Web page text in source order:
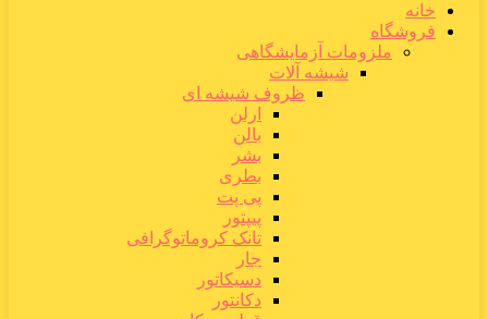
خانه
فروشگاه
ملزومات آزمایشگاهی
شیشه آلات
ظروف شیشه ای
ارلن
بالن
بشر
بطری
پی پت
پیپتور
تانک کروماتوگرافی
جار
دسیکاتور
دکانتور